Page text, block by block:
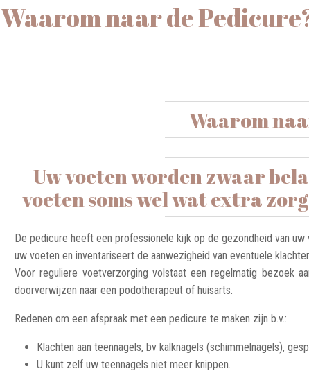
Waarom naar de
Waarom
Uw voeten worden zwaar
voeten soms wel wat extra
De pedicure heeft een professionele kijk op de gezondheid van
uw voeten en inventariseert de aanwezigheid van eventuele
Voor reguliere voetverzorging volstaat een regelmatig bezoek
doorverwijzen naar een podotherapeut of huisarts.
Redenen om een afspraak met een pedicure te maken zijn b.v.:
Klachten aan teennagels, bv kalknagels (schimmelnagels),
U kunt zelf uw teennagels niet meer knippen.